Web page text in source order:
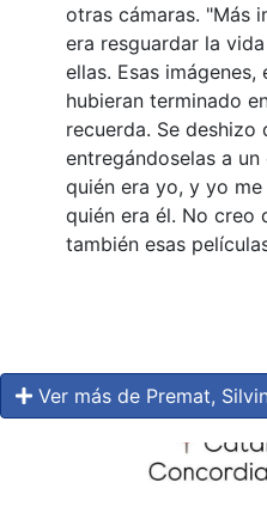
otras cámaras. "Más
era resguardar la
ellas. Esas
hubieran terminado
recuerda. Se
entregándoselas a
quién era yo, y yo
quién era él. No creo
también esas
Ver más de Premat,